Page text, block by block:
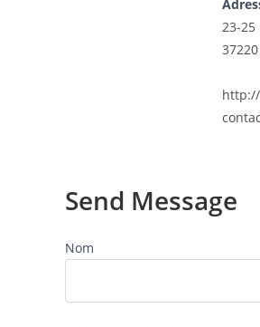
23-25
Send Message
Nom